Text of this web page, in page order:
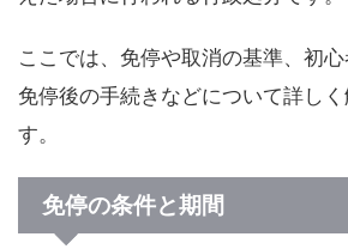
ここでは、免停や取消の基準、初心
免停後の手続きなどについて詳し
す。
免停の条件と期間